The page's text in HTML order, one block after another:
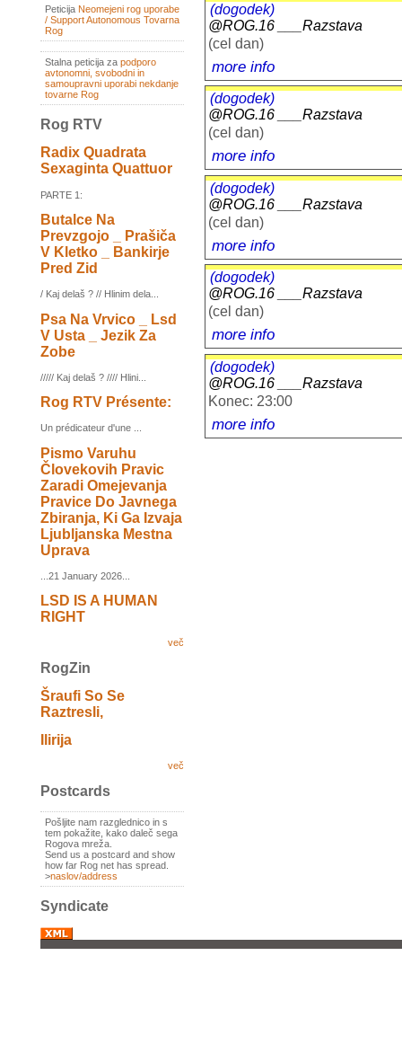
Peticija Neomejeni rog uporabe
/ Support Autonomous Tovarna
Rog
Stalna peticija za podporo
avtonomni, svobodni in
samoupravni uporabi nekdanje
tovarne Rog
Rog RTV
Radix Quadrata
Sexaginta Quattuor
PARTE 1:
Butalce Na
Prevzgojo _ Prašiča
V Kletko _ Bankirje
Pred Zid
/ Kaj delaš ? // Hlinim dela...
Psa Na Vrvico _ Lsd
V Usta _ Jezik Za
Zobe
///// Kaj delaš ? //// Hlini...
Rog RTV Présente:
Un prédicateur d'une ...
Pismo Varuhu
Človekovih Pravic
Zaradi Omejevanja
Pravice Do Javnega
Zbiranja, Ki Ga Izvaja
Ljubljanska Mestna
Uprava
...21 January 2026...
LSD IS A HUMAN
RIGHT
več
RogZin
Šraufi So Se
Raztresli,
Ilirija
več
Postcards
Pošljite nam razglednico in s
tem pokažite, kako daleč sega
Rogova mreža.
Send us a postcard and show
how far Rog net has spread.
>naslov/address
Syndicate
(dogodek)
@ROG.16 ___Razstava
(cel dan)
more info
(dogodek)
@ROG.16 ___Razstava
(cel dan)
more info
(dogodek)
@ROG.16 ___Razstava
(cel dan)
more info
(dogodek)
@ROG.16 ___Razstava
(cel dan)
more info
(dogodek)
@ROG.16 ___Razstava
Konec: 23:00
more info